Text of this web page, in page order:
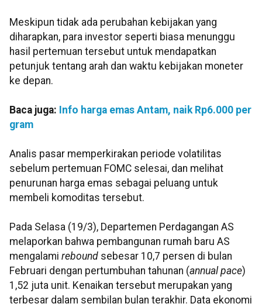
Meskipun tidak ada perubahan kebijakan yang
diharapkan, para investor seperti biasa menunggu
hasil pertemuan tersebut untuk mendapatkan
petunjuk tentang arah dan waktu kebijakan moneter
ke depan.
Baca juga: Info harga emas Antam, naik Rp6.000 per
gram
Analis pasar memperkirakan periode volatilitas
sebelum pertemuan FOMC selesai, dan melihat
penurunan harga emas sebagai peluang untuk
membeli komoditas tersebut.
Pada Selasa (19/3), Departemen Perdagangan AS
melaporkan bahwa pembangunan rumah baru AS
mengalami rebound sebesar 10,7 persen di bulan
Februari dengan pertumbuhan tahunan (annual pace)
1,52 juta unit. Kenaikan tersebut merupakan yang
terbesar dalam sembilan bulan terakhir. Data ekonomi